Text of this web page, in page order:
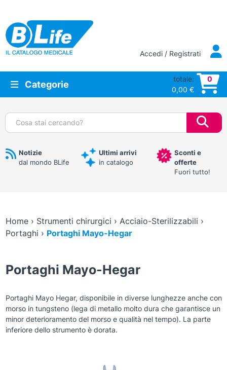
Vai al contenuto principale
Accedi / Registrati
Categorie
totale:
0,00 €
0
Cerca:
Notizie
dal mondo BLife
Ultimi arrivi
in catalogo
Sconti e
offerte
Fuori tutto!
Home› Strumenti chirurgici › Acciaio-Sterilizzabili ›
Portaghi › Portaghi Mayo-Hegar
Portaghi Mayo-Hegar
Portaghi Mayo Hegar, disponibile in diverse lunghezze anche con
morso in tungsteno (lega di metallo molto dura che garantisce un
minor deterioramento del morso e qualità nel tempo). La parte
inferiore dello strumento è dorata.